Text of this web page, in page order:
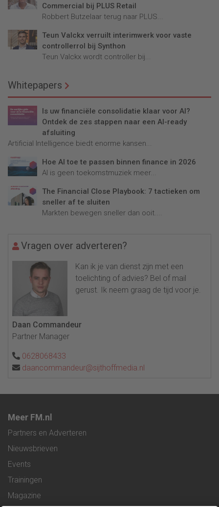
Commercial bij PLUS Retail
Robbert Butzelaar terug naar PLUS...
Teun Valckx verruilt interimwerk voor vaste
controllerrol bij Synthon
Teun Valckx wordt controller bij...
Whitepapers
Is uw financiële consolidatie klaar voor AI?
Ontdek de zes stappen naar een AI-ready
afsluiting
Artificial Intelligence biedt enorme kansen...
Hoe AI toe te passen binnen finance in 2026
AI is geen toekomstmuziek meer...
The Financial Close Playbook: 7 tactieken om
sneller af te sluiten
Markten bewegen sneller dan ooit....
Vragen over adverteren?
Kan ik je van dienst zijn met een
toelichting of advies? Bel of mail
gerust. Ik neem graag de tijd voor je.
Daan Commandeur
Partner Manager
0628068433
daancommandeur@sijthoffmedia.nl
Meer FM.nl
Partners en Adverteren
Nieuwsbrieven
Events
Trainingen
Magazine